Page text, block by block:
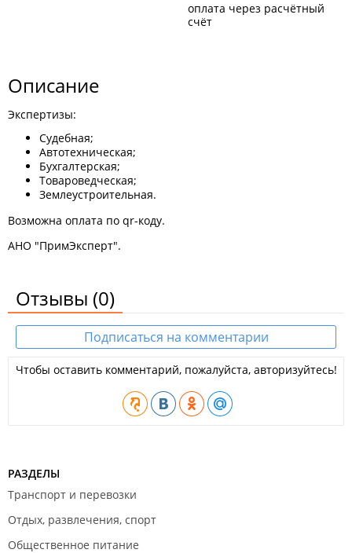
оплата через расчётный
счёт
Описание
Экспертизы:
Судебная;
Автотехническая;
Бухгалтерская;
Товароведческая;
Землеустроительная.
Возможна оплата по qr-коду.
АНО "ПримЭксперт".
Отзывы (0)
Подписаться на комментарии
Чтобы оставить комментарий, пожалуйста, авторизуйтесь!
РАЗДЕЛЫ
Транспорт и перевозки
Отдых, развлечения, спорт
Общественное питание